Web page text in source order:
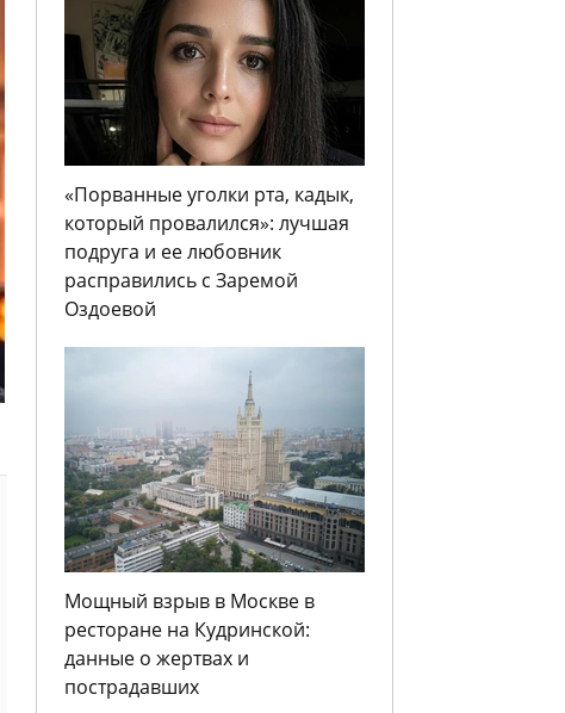
«Порванные уголки рта, кадык,
который провалился»: лучшая
подруга и ее любовник
расправились с Заремой
Оздоевой
Мощный взрыв в Москве в
ресторане на Кудринской:
данные о жертвах и
пострадавших